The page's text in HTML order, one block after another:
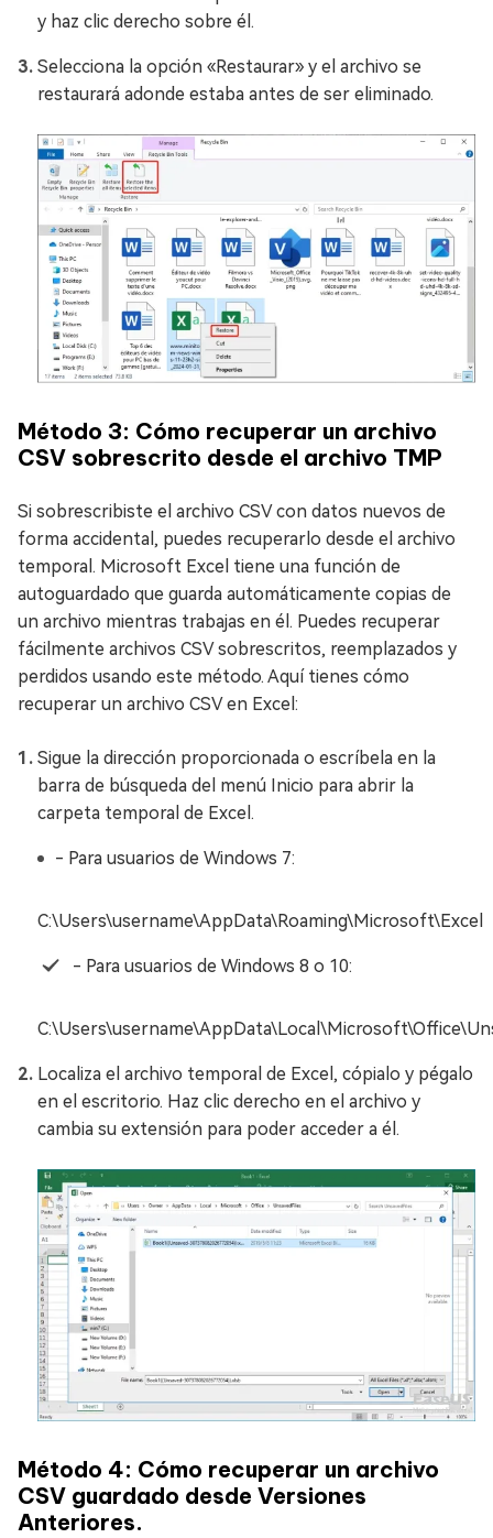
y haz clic derecho sobre él.
Selecciona la opción «Restaurar» y el archivo se
restaurará adonde estaba antes de ser eliminado.
Método 3: Cómo recuperar un archivo
CSV sobrescrito desde el archivo TMP
Si sobrescribiste el archivo CSV con datos nuevos de
forma accidental, puedes recuperarlo desde el archivo
temporal. Microsoft Excel tiene una función de
autoguardado que guarda automáticamente copias de
un archivo mientras trabajas en él. Puedes recuperar
fácilmente archivos CSV sobrescritos, reemplazados y
perdidos usando este método. Aquí tienes cómo
recuperar un archivo CSV en Excel:
Sigue la dirección proporcionada o escríbela en la
barra de búsqueda del menú Inicio para abrir la
carpeta temporal de Excel.
- Para usuarios de Windows 7:
C:\Users\username\AppData\Roaming\Microsoft\Excel
- Para usuarios de Windows 8 o 10:
Localiza el archivo temporal de Excel, cópialo y pégalo
en el escritorio. Haz clic derecho en el archivo y
cambia su extensión para poder acceder a él.
Método 4: Cómo recuperar un archivo
CSV guardado desde Versiones
Anteriores.